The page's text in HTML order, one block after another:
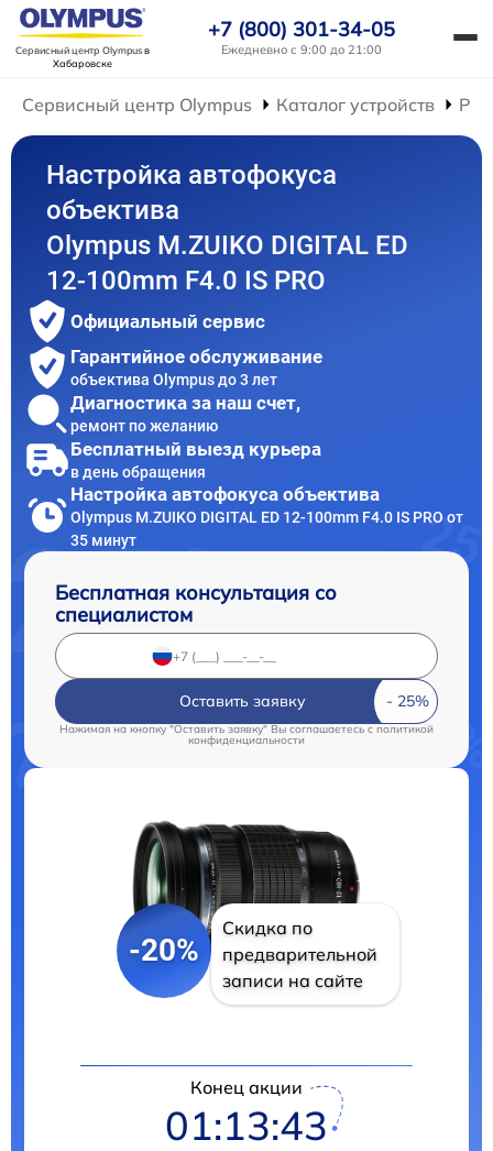
Сервисный центр Olympusв
Хабаровске
+7 (800) 301-34-05
Ежедневно с 9:00 до 21:00
Сервисный центр Olympus Каталог устройств
Настройка автофокуса
объектива
Olympus M.ZUIKO DIGITAL ED
12‑100mm F4.0 IS PRO
Официальный сервис
Гарантийное обслуживание
объектива Olympus до 3 лет
Диагностика за наш счет,
ремонт по желанию
Бесплатный выезд курьера
в день обращения
Настройка автофокуса объектива
Olympus M.ZUIKO DIGITAL ED 12‑100mm F4.0 IS PRO от
35 минут
Бесплатная консультация со
специалистом
Оставить заявку
Нажимая на кнопку "Оставить заявку" Вы соглашаетесь c политикой
конфиденциальности
-20%
Скидка по
предварительной
записи на сайте
Конец акции
01:13:42